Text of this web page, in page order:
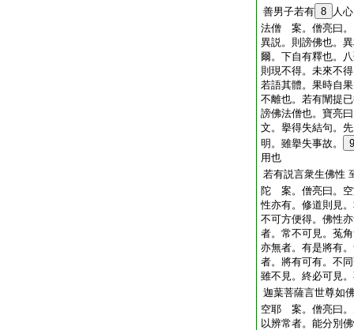
善男子若有 8
人
法僧 案。僧亮曰。
異説。則謗佛也。
爾。下自有釋也。
則現不得。未來不
若語其體。果時自
不離也。若有闡提
謗佛法僧也。寶亮
文。擧得失結句。
明。雖擧失事故。
9
用也
若有説言衆生佛性
陀 案。僧亮曰。空
性亦有。修道則見
不可方便得。佛性
者。常不可見。菟
亦無者。有是將有
者。將有可有。不
雖不見。終必可見
迦葉菩薩言世尊如
空耶 案。僧亮曰。
以辨常者。能分別